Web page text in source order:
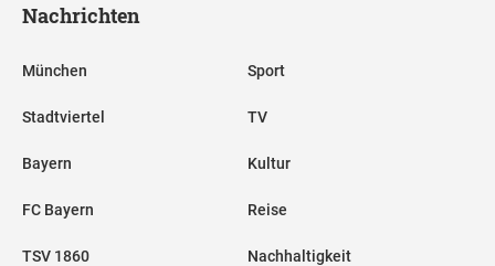
Nachrichten
München
Stadtviertel
Bayern
FC Bayern
TSV 1860
Sport
TV
Kultur
Reise
Nachhaltigkeit